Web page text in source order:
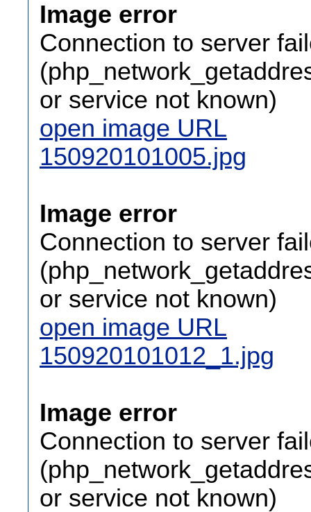
Image error
Connection to server
or service not known)
open image URL
150920101005.jpg
Image error
Connection to server
or service not known)
open image URL
150920101012_1.jpg
Image error
Connection to server
or service not known)